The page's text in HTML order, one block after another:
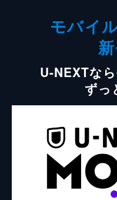
モバイ
U-NEXTな
ずっ